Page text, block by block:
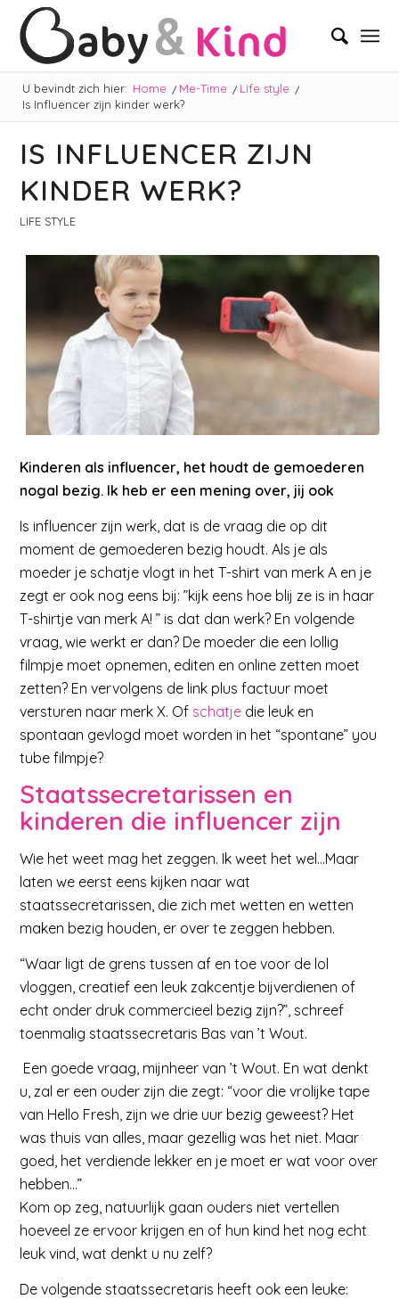
U bevindt zich hier: Home / Me-Time / Life style /
Is Influencer zijn kinder werk?
IS INFLUENCER ZIJN
KINDER WERK?
LIFE STYLE
Kinderen als influencer, het houdt de gemoederen
nogal bezig. Ik heb er een mening over, jij ook
Is influencer zijn werk, dat is de vraag die op dit
moment de gemoederen bezig houdt. Als je als
moeder je schatje vlogt in het T-shirt van merk A en je
zegt er ook nog eens bij: ”kijk eens hoe blij ze is in haar
T-shirtje van merk A! ” is dat dan werk? En volgende
vraag, wie werkt er dan? De moeder die een lollig
filmpje moet opnemen, editen en online zetten moet
zetten? En vervolgens de link plus factuur moet
versturen naar merk X. Of schatje die leuk en
spontaan gevlogd moet worden in het “spontane” you
tube filmpje?
Staatssecretarissen en
kinderen die influencer zijn
Wie het weet mag het zeggen. Ik weet het wel…Maar
laten we eerst eens kijken naar wat
staatssecretarissen, die zich met wetten en wetten
maken bezig houden, er over te zeggen hebben.
“Waar ligt de grens tussen af en toe voor de lol
vloggen, creatief een leuk zakcentje bijverdienen of
echt onder druk commercieel bezig zijn?”, schreef
toenmalig staatssecretaris Bas van ’t Wout.
Een goede vraag, mijnheer van ’t Wout. En wat denkt
u, zal er een ouder zijn die zegt: “voor die vrolijke tape
van Hello Fresh, zijn we drie uur bezig geweest? Het
was thuis van alles, maar gezellig was het niet. Maar
goed, het verdiende lekker en je moet er wat voor over
hebben…”
Kom op zeg, natuurlijk gaan ouders niet vertellen
hoeveel ze ervoor krijgen en of hun kind het nog echt
leuk vind, wat denkt u nu zelf?
De volgende staatssecretaris heeft ook een leuke: